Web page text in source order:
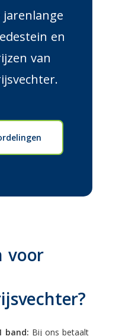
en
van
voor
band: Bij ons betaalt